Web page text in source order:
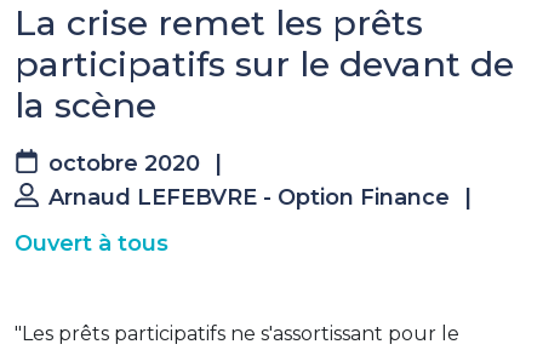
La crise remet les prêts
participatifs sur le devant de
la scène
octobre 2020
Arnaud LEFEBVRE - Option Finance
Ouvert à tous
"Les prêts participatifs ne s'assortissant pour le